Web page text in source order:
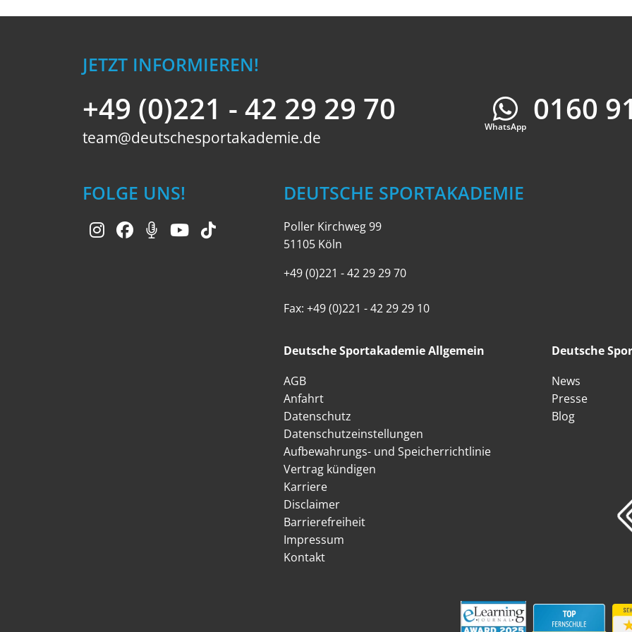
JETZT INFORMIEREN!
+49 (0)221 - 42 29 29 70
team@deutschesportakademie.de
WhatsApp 0160
FOLGE UNS! DEUTSCHE SPORTAKADEMIE
Poller Kirchweg 99
51105 Köln
+49 (0)221 - 42 29 29 70
Fax: +49 (0)221 - 42 29 29 10
Deutsche Sportakademie Allgemein
AGB
Anfahrt
Datenschutz
Datenschutzeinstellungen
Aufbewahrungs- und Speicherrichtlinie
Vertrag kündigen
Karriere
Disclaimer
Barrierefreiheit
Impressum
Kontakt
Deutsche
News
Presse
Blog